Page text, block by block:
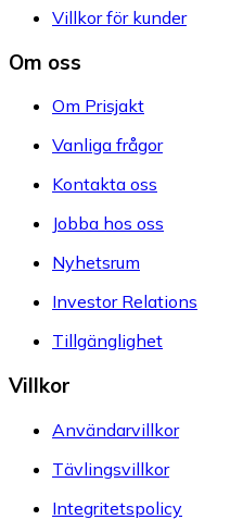
Villkor för kunder
Om oss
Om Prisjakt
Vanliga frågor
Kontakta oss
Jobba hos oss
Nyhetsrum
Investor Relations
Tillgänglighet
Villkor
Användarvillkor
Tävlingsvillkor
Integritetspolicy